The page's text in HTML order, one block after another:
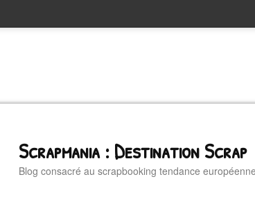
Scrapmania : Destination Scrap
Blog consacré au scrapbooking tendance européenne